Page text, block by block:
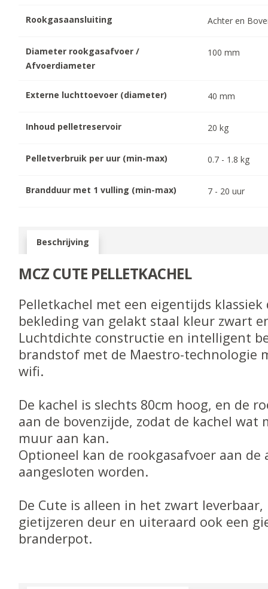
Rookgasaansluiting Achter en
Diameter rookgasafvoer /
Afvoerdiameter
100 mm
Externe luchttoevoer (diameter) 40 mm
Inhoud pelletreservoir 20 kg
Pelletverbruik per uur (min-max) 0.7 - 1.8 kg
Brandduur met 1 vulling (min-max) 7 - 20 uur
Beschrijving
MCZ CUTE PELLETKACHEL
Pelletkachel met een eigentijds
bekleding van gelakt staal kleur zwart
Luchtdichte constructie en intelligent
brandstof met de Maestro-technologie
wifi.
De kachel is slechts 80cm hoog, en de
aan de bovenzijde, zodat de kachel wat
muur aan kan.
Optioneel kan de rookgasafvoer aan de
aangesloten worden.
De Cute is alleen in het zwart
gietijzeren deur en uiteraard ook een
branderpot.